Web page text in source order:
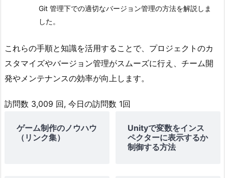
Git 管理下での適切なバージョン管理の方法を解説しま
した。
これらの手順と知識を活用することで、プロジェクトのカ
スタマイズやバージョン管理がスムーズに行え、チーム開
発やメンテナンスの効率が向上します。
訪問数 3,009 回, 今日の訪問数 1回
ゲーム制作のノウハウ
（リンク集）
Unityで変数をインス
ペクターに表示するか
制御する方法